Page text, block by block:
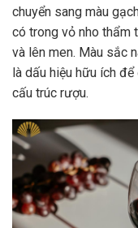
chuyển sang màu
có trong vỏ nho thẩm
và lên men. Màu sắc
là dấu hiệu hữu ích
cấu trúc rượu.